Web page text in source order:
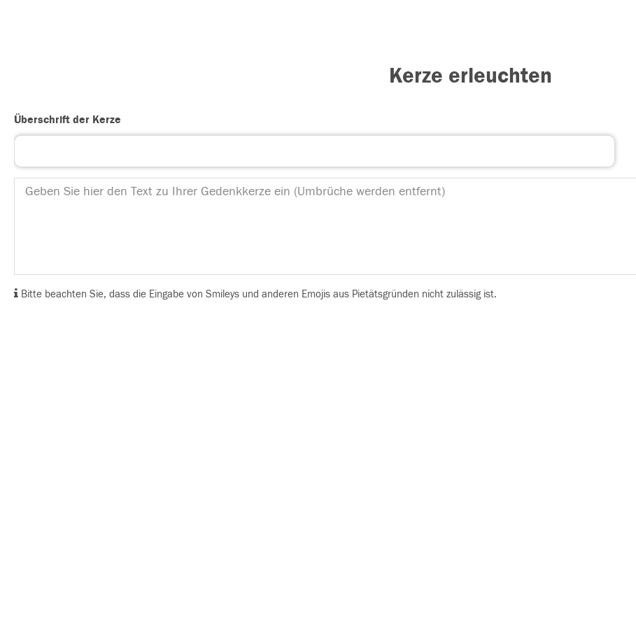
Kerze erleuchten
Überschrift der Kerze
Bitte beachten Sie, dass die Eingabe von Smileys und anderen Emojis aus Pietätsgründen nicht zulässig ist.